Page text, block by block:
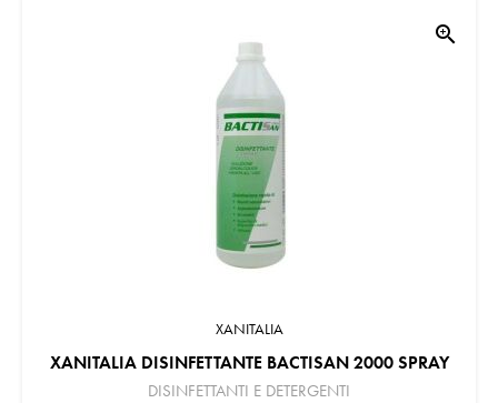
zoom_in
XANITALIA
XANITALIA DISINFETTANTE BACTISAN 2000 SPRAY
DISINFETTANTI E DETERGENTI